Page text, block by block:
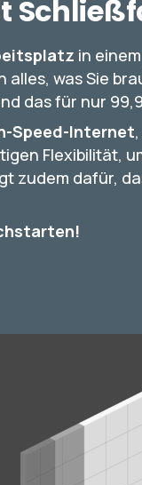
in
alles, was Sie
das für nur
Speed-Internet
Flexibilität,
zudem dafür,